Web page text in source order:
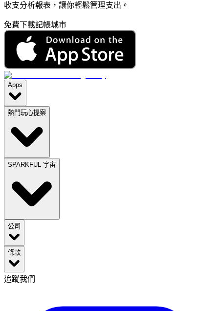
收支分析報表，讓你輕鬆管理支出。
免費下載記帳城市
Apps
熱門玩心提案
SPARKFUL 宇宙
公司
條款
追蹤我們